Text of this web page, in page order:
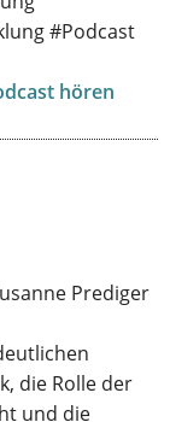
#Podcast
hören
Prediger
die Rolle der
und die